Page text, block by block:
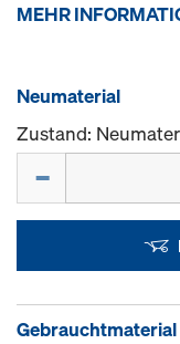
MEHR
Neumaterial
Zustand:
Gebrauchtmaterial